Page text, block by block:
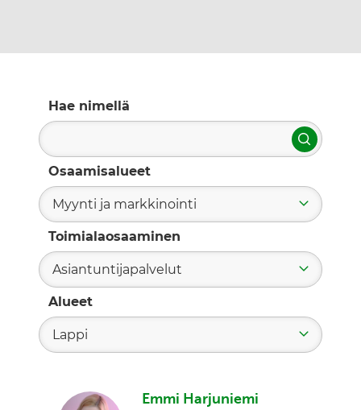
Hae nimellä
Hae
Osaamisalueet
Myynti ja markkinointi
Toimialaosaaminen
Asiantuntijapalvelut
Alueet
Lappi
Emmi Harjuniemi